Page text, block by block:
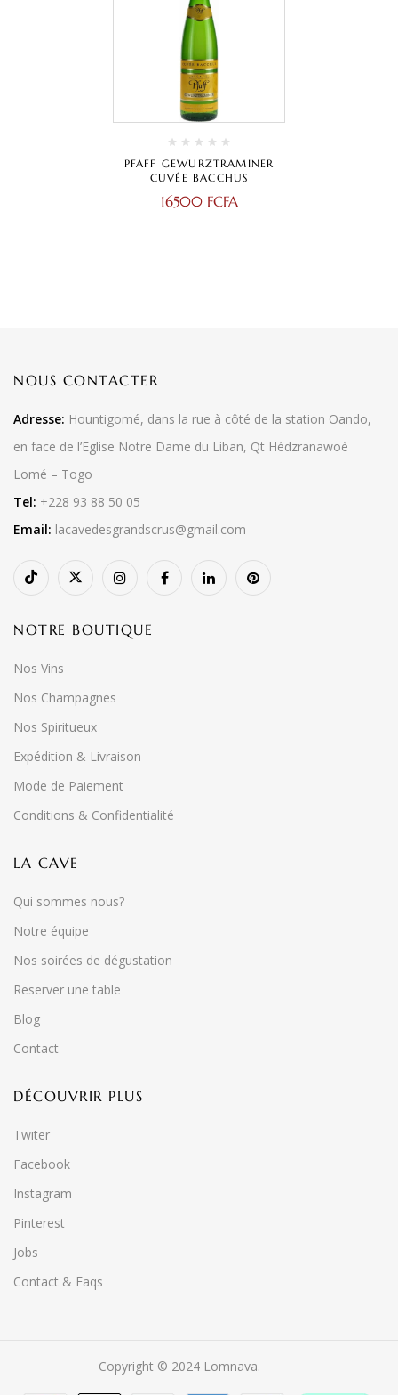
PFAFF GEWURZTRAMINER
CUVÉE BACCHUS
16500 FCFA
NOUS CONTACTER
Adresse: Hountigomé, dans la rue à côté de la station Oando,
en face de l’Eglise Notre Dame du Liban, Qt Hédzranawoè
Lomé – Togo
Tel: +228 93 88 50 05
Email: lacavedesgrandscrus@gmail.com
NOTRE BOUTIQUE
Nos Vins
Nos Champagnes
Nos Spiritueux
Expédition & Livraison
Mode de Paiement
Conditions & Confidentialité
LA CAVE
Qui sommes nous?
Notre équipe
Nos soirées de dégustation
Reserver une table
Blog
Contact
DÉCOUVRIR PLUS
Twiter
Facebook
Instagram
Pinterest
Jobs
Contact & Faqs
Copyright © 2024 Lomnava.